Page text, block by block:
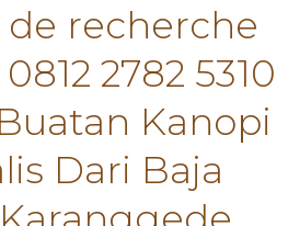
de recherche
2782 5310
Kanopi
Dari Baja